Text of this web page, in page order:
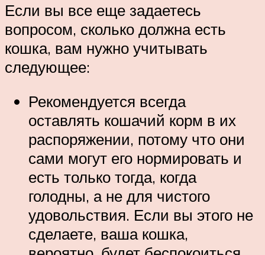
Если вы все еще задаетесь
вопросом, сколько должна есть
кошка, вам нужно учитывать
следующее:
Рекомендуется всегда
оставлять кошачий корм в их
распоряжении, потому что они
сами могут его нормировать и
есть только тогда, когда
голодны, а не для чистого
удовольствия. Если вы этого не
сделаете, ваша кошка,